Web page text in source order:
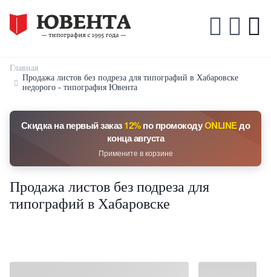
Главная
Продажа листов без подреза для типографий в Хабаровске
недорого - типография Ювента
Скидка на первый заказ12%по промокодуONLINEдо
конца августа
Примените в корзине
Продажа листов без подреза для
типографий в Хабаровске